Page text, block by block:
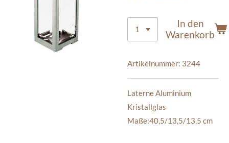
In den
Warenkorb
Artikelnummer: 3244
Laterne Aluminium
Kristallglas
Maße:40,5/13,5/13,5 cm